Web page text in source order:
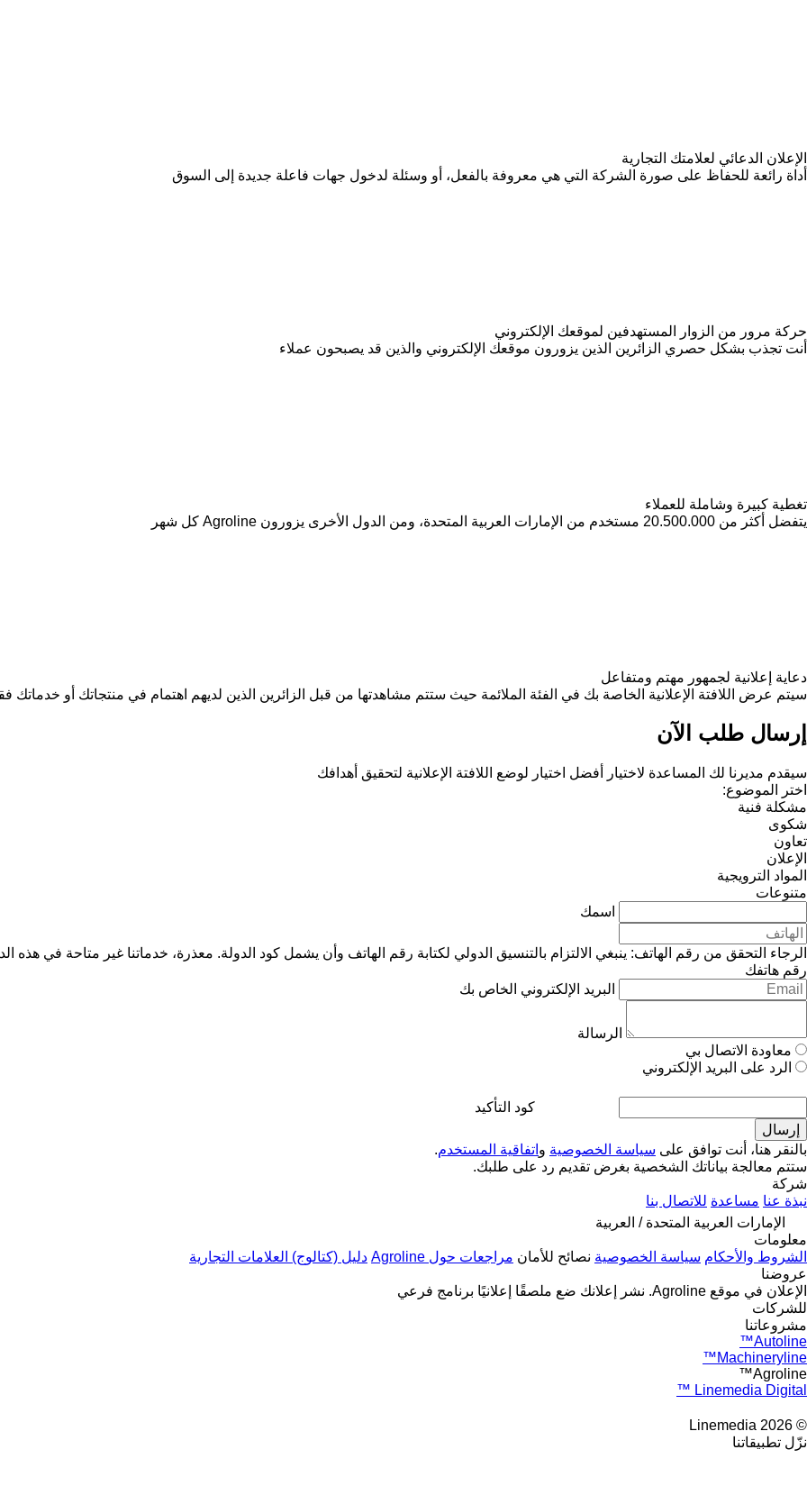
الإعلان الدعائي لعلامتك التجارية
أداة رائعة للحفاظ على صورة الشركة التي هي معروفة بالفعل، أو وسئلة لدخول جهات فاعلة جديدة إلى السوق
حركة مرور من الزوار المستهدفين لموقعك الإلكتروني
أنت تجذب بشكل حصري الزائرين الذين يزورون موقعك الإلكتروني والذين قد يصبحون عملاء
تغطية كبيرة وشاملة للعملاء
يتفضل أكثر من 20.500.000 مستخدم من الإمارات العربية المتحدة، ومن الدول الأخرى يزورون Agroline كل شهر
دعاية إعلانية لجمهور مهتم ومتفاعل
سيتم عرض اللافتة الإعلانية الخاصة بك في الفئة الملائمة حيث ستتم مشاهدتها من قبل الزائرين الذين لديهم اهتمام في منتجاتك أو خدماتك
إرسال طلب الآن
سيقدم مديرنا لك المساعدة لاختيار أفضل اختيار لوضع اللافتة الإعلانية لتحقيق أهدافك
اختر الموضوع:
مشكلة فنية
شكوى
تعاون
الإعلان
المواد الترويجية
متنوعات
اسمك
الرجاء التحقق من رقم الهاتف: ينبغي الالتزام بالتنسيق الدولي لكتابة رقم الهاتف وأن يشمل كود الدولة. معذرة، خدماتنا غير متاحة في هذه
رقم هاتفك
البريد الإلكتروني الخاص بك
الرسالة
معاودة الاتصال بي
الرد على البريد الإلكتروني
كود التأكيد
بالنقر هنا، أنت توافق على سياسة الخصوصية و اتفاقية المستخدم.
ستتم معالجة بياناتك الشخصية بغرض تقديم رد على طلبك.
شركة
نبذة عنا مساعدة للاتصال بنا
الإمارات العربية المتحدة / العربية
معلومات
الشروط والأحكام سياسة الخصوصية نصائح للأمان مراجعات حول Agroline
دليل (كتالوج) العلامات التجارية
عروضنا
الإعلان في موقع Agroline.
نشر إعلانك ضع ملصقًا إعلانيًا برنامج فرعي
للشركات
مشروعاتنا
Autoline™
Machineryline™
Agroline™
Linemedia Digital ™
© 2026 Linemedia
نزّل تطبيقاتنا